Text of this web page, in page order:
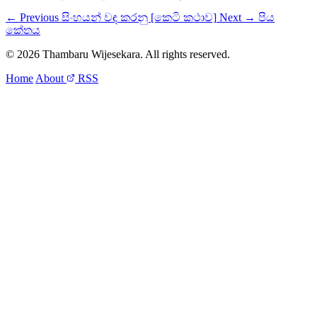
← Previous සිංහයන් වඳ කරනු [කෙටි කථාව] Next → පිය
කේතය
© 2026 Thambaru Wijesekara. All rights reserved.
Home About RSS